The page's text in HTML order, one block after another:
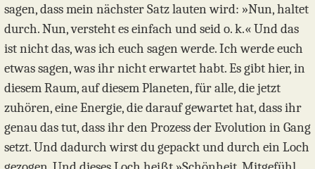
sagen, dass mein nächster Satz lauten wird: »Nun, haltet
durch. Nun, versteht es einfach und seid o. k.« Und das
ist nicht das, was ich euch sagen werde. Ich werde euch
etwas sagen, was ihr nicht erwartet habt. Es gibt hier, in
diesem Raum, auf diesem Planeten, für alle, die jetzt
zuhören, eine Energie, die darauf gewartet hat, dass ihr
genau das tut, dass ihr den Prozess der Evolution in Gang
setzt. Und dadurch wirst du gepackt und durch ein Loch